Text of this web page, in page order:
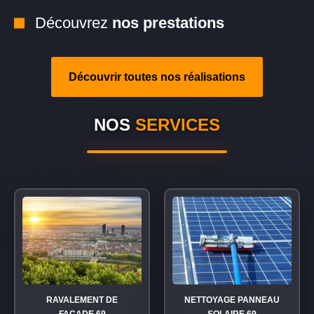
Découvrez nos prestations
Découvrir toutes nos réalisations
NOS SERVICES
RAVALEMENT DE
NETTOYAGE PANNEAU